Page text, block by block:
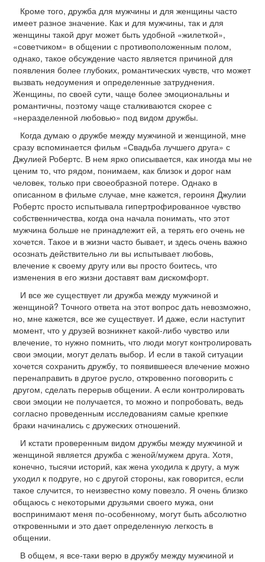
Кроме того, дружба для мужчины и для женщины часто
имеет разное значение. Как и для мужчины, так и для
женщины такой друг может быть удобной «жилеткой»,
«советчиком» в общении с противоположенным полом,
однако, такое обсуждение часто является причиной для
появления более глубоких, романтических чувств, что может
вызвать недоумения и определенные затруднения.
Женщины, по своей сути, чаще более эмоциональны и
романтичны, поэтому чаще сталкиваются скорее с
«неразделенной любовью» под видом дружбы.
Когда думаю о дружбе между мужчиной и женщиной, мне
сразу вспоминается фильм «Свадьба лучшего друга» с
Джулией Робертс. В нем ярко описывается, как иногда мы не
ценим то, что рядом, понимаем, как близок и дорог нам
человек, только при своеобразной потере. Однако в
описанном в фильме случае, мне кажется, героиня Джулии
Робертс просто испытывала гипертрофированное чувство
собственничества, когда она начала понимать, что этот
мужчина больше не принадлежит ей, а терять его очень не
хочется. Такое и в жизни часто бывает, и здесь очень важно
осознать действительно ли вы испытывает любовь,
влечение к своему другу или вы просто боитесь, что
изменения в его жизни доставят вам дискомфорт.
И все же существует ли дружба между мужчиной и
женщиной? Точного ответа на этот вопрос дать невозможно,
но, мне кажется, все же существует. И даже, если наступит
момент, что у друзей возникнет какой-либо чувство или
влечение, то нужно помнить, что люди могут контролировать
свои эмоции, могут делать выбор. И если в такой ситуации
хочется сохранить дружбу, то появившееся влечение можно
перенаправить в другое русло, откровенно поговорить с
другом, сделать перерыв общении. А если контролировать
свои эмоции не получается, то можно и попробовать, ведь
согласно проведенным исследованиям самые крепкие
браки начинались с дружеских отношений.
И кстати проверенным видом дружбы между мужчиной и
женщиной является дружба с женой/мужем друга. Хотя,
конечно, тысячи историй, как жена уходила к другу, а муж
уходил к подруге, но с другой стороны, как говорится, если
такое случится, то неизвестно кому повезло. Я очень близко
общаюсь с некоторыми друзьями своего мужа, они
воспринимают меня по-особенному, могут быть абсолютно
откровенными и это дает определенную легкость в
общении.
В общем, я все-таки верю в дружбу между мужчиной и